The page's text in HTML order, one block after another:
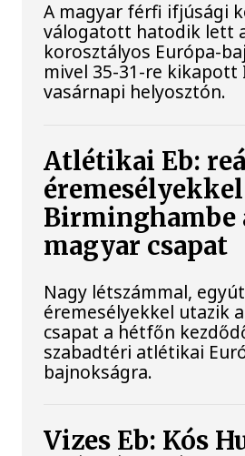
A magyar férfi ifjúsági
válogatott hatodik lett
korosztályos Európa-
mivel 35-31-re kikapott
vasárnapi helyosztón.
Atlétikai Eb:
Birminghambe
magyar csapat
Nagy létszámmal,
éremesélyekkel utazik
csapat a hétfőn
szabadtéri atlétikai
bajnokságra.
Vizes Eb: Kós